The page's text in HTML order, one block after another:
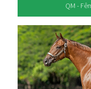
QM -